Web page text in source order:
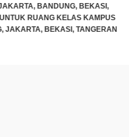
BEKASI,
KAMPUS |
TANGERANG
HOTEL,
TANGERANG
KELAS